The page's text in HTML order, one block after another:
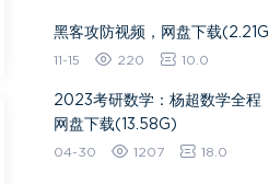
黑客攻防视频，网盘下载
11-15 220 10.0
2023考研数学：杨超数学全程
网盘下载(13.58G)
04-30 1207 18.0